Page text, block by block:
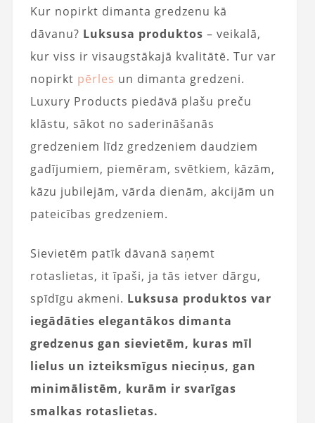
Kur nopirkt dimanta gredzenu kā
dāvanu? Luksusa produktos – veikalā,
kur viss ir visaugstākajā kvalitātē. Tur var
nopirkt pērles un dimanta gredzeni.
Luxury Products piedāvā plašu preču
klāstu, sākot no saderināšanās
gredzeniem līdz gredzeniem daudziem
gadījumiem, piemēram, svētkiem, kāzām,
kāzu jubilejām, vārda dienām, akcijām un
pateicības gredzeniem.
Sievietēm patīk dāvanā saņemt
rotaslietas, it īpaši, ja tās ietver dārgu,
spīdīgu akmeni. Luksusa produktos var
iegādāties elegantākos dimanta
gredzenus gan sievietēm, kuras mīl
lielus un izteiksmīgus nieciņus, gan
minimālistēm, kurām ir svarīgas
smalkas rotaslietas.